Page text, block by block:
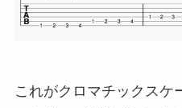
これがクロマチックスケ